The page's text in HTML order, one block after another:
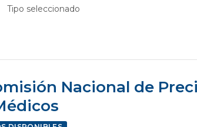
Tipo seleccionado
Nacional de